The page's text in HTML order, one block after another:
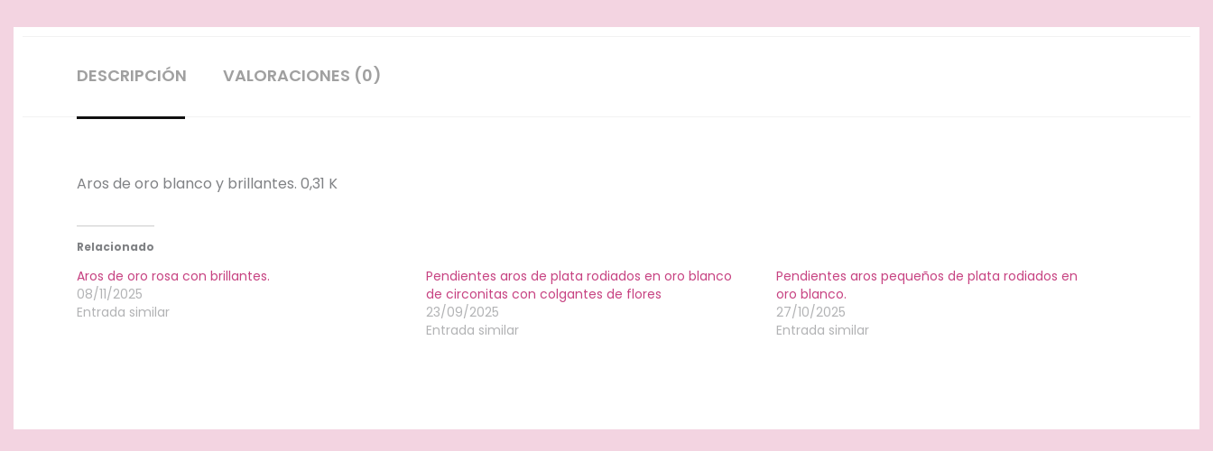
DESCRIPCIÓN VALORACIONES (0)
Aros de oro blanco y brillantes. 0,31 K
Relacionado
Aros de oro rosa con brillantes.
08/11/2025
Entrada similar
Pendientes aros de plata rodiados en oro blanco
de circonitas con colgantes de flores
23/09/2025
Entrada similar
Pendientes aros pequeños de plata rodiados en
oro blanco.
27/10/2025
Entrada similar